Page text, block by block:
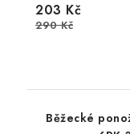
203 Kč
290 Kč
Běžecké